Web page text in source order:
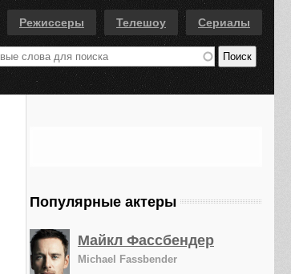
Режиссеры Телешоу Сериалы
Популярные актеры
Майкл Фассбендер
Michael Fassbender